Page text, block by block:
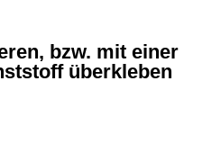
bzw. mit einer
überkleben